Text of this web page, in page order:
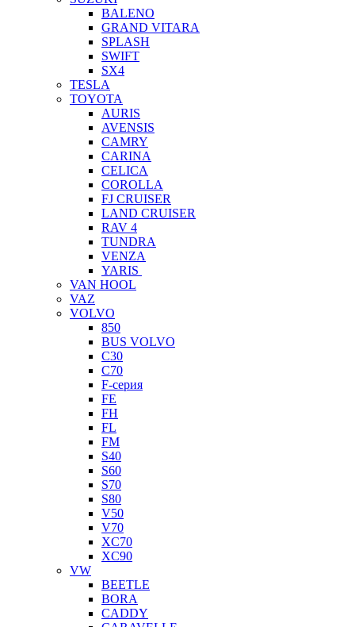
BALENO
GRAND VITARA
SPLASH
SWIFT
SX4
TESLA
TOYOTA
AURIS
AVENSIS
CAMRY
CARINA
CELICA
COROLLA
FJ CRUISER
LAND CRUISER
RAV 4
TUNDRA
VENZA
YARIS
VAN HOOL
VAZ
VOLVO
850
BUS VOLVO
C30
C70
F-серия
FE
FH
FL
FM
S40
S60
S70
S80
V50
V70
XC70
XC90
VW
BEETLE
BORA
CADDY